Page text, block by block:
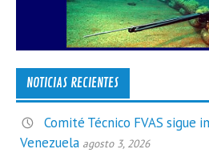
NOTICIAS RECIENTES
Comité Técnico FVAS sigue
Venezuela agosto 3, 2026